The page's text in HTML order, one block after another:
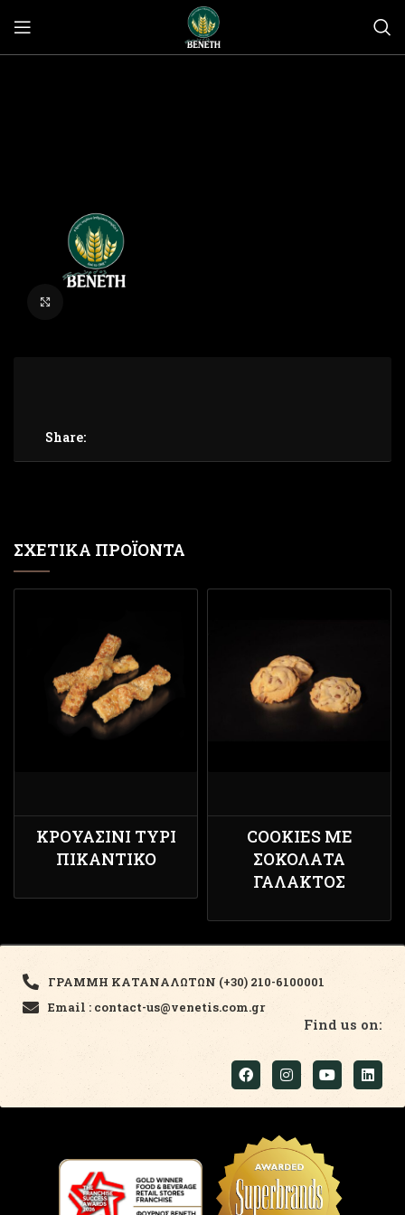
Share:
ΣΧΕΤΙΚΆ ΠΡΟΪΌΝΤΑ
ΚΡΟΥΑΣΊΝΙ ΤΥΡΊ
ΠΙΚΆΝΤΙΚΟ
COOKIES ΜΕ
ΣΟΚΟΛΑΤΑ
ΓΑΛΑΚΤΟΣ
ΓΡΑΜΜΗ ΚΑΤΑΝΑΛΩΤΩΝ (+30) 210-6100001
Email : contact-us@venetis.com.gr
Find us on: